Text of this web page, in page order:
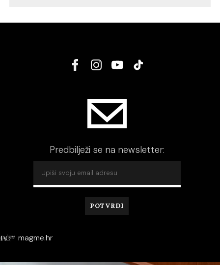
Predbilježi se na newsletter:
magme.hr